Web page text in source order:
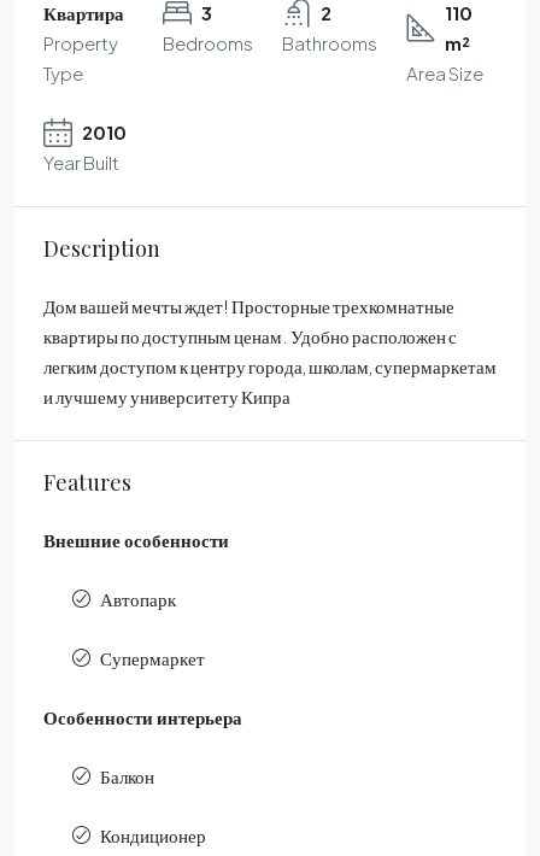
Квартира
Property
Type
3
Bedrooms
2
Bathrooms
110
m²
Area Size
2010
Year Built
Description
Дом вашей мечты ждет! Просторные трехкомнатные
квартиры по доступным ценам. Удобно расположен с
легким доступом к центру города, школам, супермаркетам
и лучшему университету Кипра
Features
Внешние особенности
Автопарк
Супермаркет
Особенности интерьера
Балкон
Кондиционер